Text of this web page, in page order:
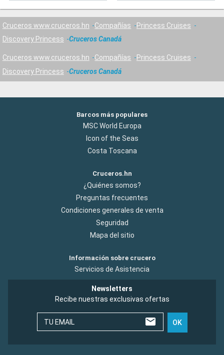
Cruceros www.cruceros.hn Compañías
Princess Cruises
Discovery Princess
Cruceros Canadá
Cruceros www.cruceros.hn Compañías
Princess Cruises
Discovery Princess
Cruceros Canadá
Barcos más populares
MSC World Europa
Icon of the Seas
Costa Toscana
Cruceros.hn
¿Quiénes somos?
Preguntas frecuentes
Condiciones generales de venta
Seguridad
Mapa del sitio
Información sobre crucero
Servicios de Asistencia
Newsletters
Recibe nuestras exclusivas ofertas
TU EMAIL OK